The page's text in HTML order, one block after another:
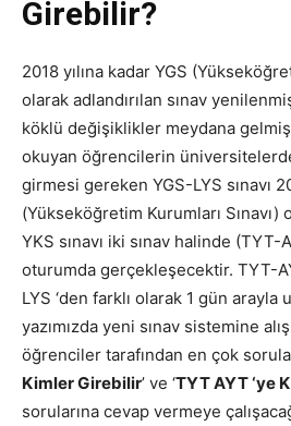
Girebilir?
2018 yılına kadar YGS
olarak adlandırılan sınav
köklü değişiklikler meydana
okuyan öğrencilerin
girmesi gereken YGS-LYS sınavı
(Yükseköğretim Kurumları Sınavı)
YKS sınavı iki sınav halinde (TYT-
oturumda gerçekleşecektir. TYT-
LYS ‘den farklı olarak 1 gün arayla
yazımızda yeni sınav sistemine
öğrenciler tarafından en çok
Kimler Girebilir’ ve ‘TYT AYT ‘ye
sorularına cevap vermeye